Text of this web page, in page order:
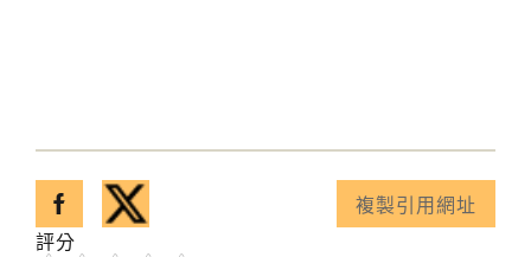
分享至facebook
分享至twitter
複製引用網址
已複製引用網址！
評分